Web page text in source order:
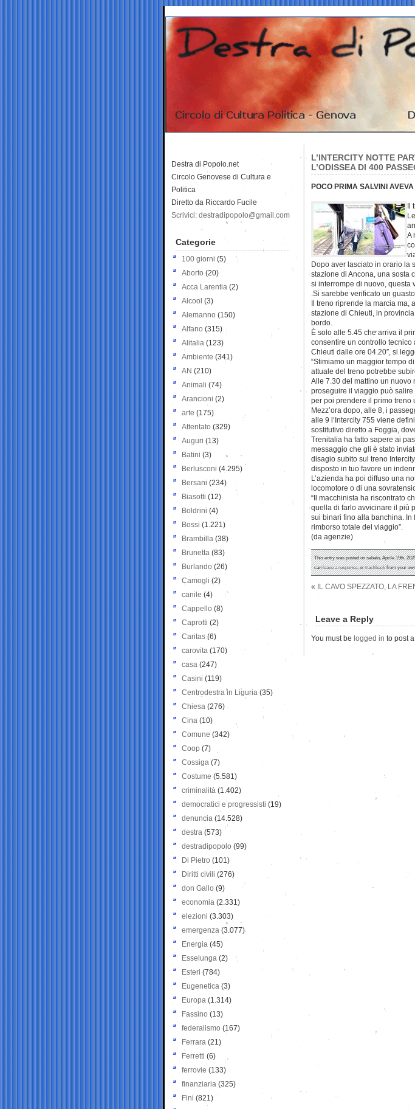
L’INTERCITY NOTTE
L’ODISSEA DI 400
POCO PRIMA SALVINI
A
Dopo aver lasciato in orario la
stazione di Ancona, una sosta
si interrompe di nuovo, questa
.Si sarebbe verificato un
Il treno riprende la marcia
stazione di Chieuti, in
bordo.
È solo alle 5.45 che arriva il
consentire un controllo tecnico
Chieuti dalle ore 04.20″, si
“Stimiamo un maggior tempo
attuale del treno potrebbe
Alle 7.30 del mattino un nuovo
proseguire il viaggio può
per poi prendere il primo treno
Mezz’ora dopo, alle 8, i
alle 9 l’Intercity 755 viene
sostitutivo diretto a Foggia,
Trenitalia ha fatto sapere ai
messaggio che gli è stato
disagio subito sul treno
disposto in tuo favore un
L’azienda ha poi diffuso una
locomotore o di una
“Il macchinista ha riscontrato
quella di farlo avvicinare il più
sui binari fino alla banchina. In
rimborso totale del viaggio”.
(da agenzie)
This entry was posted on sabato, Aprile 19th,
canleave a response, ortrackbackfrom your
«
IL CAVO SPEZZATO, LA
Leave a Reply
You must be logged in to post
Destra di Popolo.net
Circolo Genovese di Cultura e
Politica
Diretto da Riccardo Fucile
Scrivici: destradipopolo@gmail.com
Categorie
100 giorni (5)
Aborto (20)
Acca Larentia (2)
Alcool (3)
Alemanno (150)
Alfano (315)
Alitalia (123)
Ambiente (341)
AN (210)
Animali (74)
Arancioni (2)
arte (175)
Attentato (329)
Auguri (13)
Batini (3)
Berlusconi (4.295)
Bersani (234)
Biasotti (12)
Boldrini (4)
Bossi (1.221)
Brambilla (38)
Brunetta (83)
Burlando (26)
Camogli (2)
canile (4)
Cappello (8)
Caprotti (2)
Caritas (6)
carovita (170)
casa (247)
Casini (119)
Centrodestra in Liguria (35)
Chiesa (276)
Cina (10)
Comune (342)
Coop (7)
Cossiga (7)
Costume (5.581)
criminalità (1.402)
democratici e progressisti (19)
denuncia (14.528)
destra (573)
destradipopolo (99)
Di Pietro (101)
Diritti civili (276)
don Gallo (9)
economia (2.331)
elezioni (3.303)
emergenza (3.077)
Energia (45)
Esselunga (2)
Esteri (784)
Eugenetica (3)
Europa (1.314)
Fassino (13)
federalismo (167)
Ferrara (21)
Ferretti (6)
ferrovie (133)
finanziaria (325)
Fini (821)